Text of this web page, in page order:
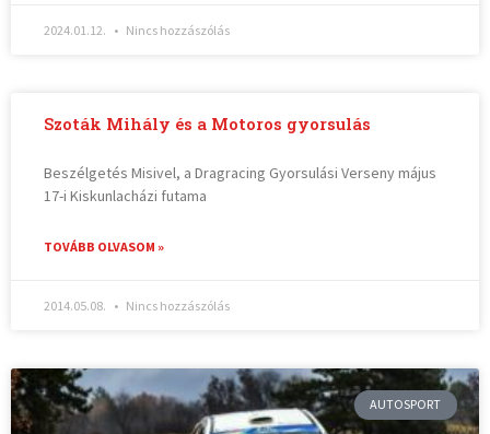
2024.01.12. Nincs hozzászólás
Szoták Mihály és a Motoros gyorsulás
Beszélgetés Misivel, a Dragracing Gyorsulási Verseny május
17-i Kiskunlacházi futama
TOVÁBB OLVASOM »
2014.05.08. Nincs hozzászólás
AUTOSPORT